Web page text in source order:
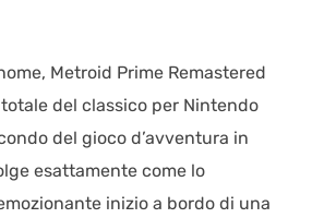
Metroid Prime Remastered
del classico per Nintendo
del gioco d’avventura in
esattamente come lo
inizio a bordo di una